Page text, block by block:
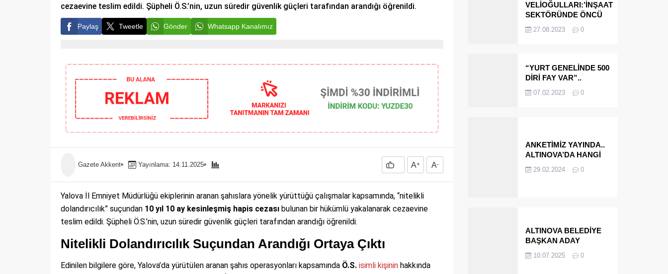
cezaevine teslim edildi. Şüpheli Ö.S.’nin, uzun süredir güvenlik güçleri tarafından arandığı öğrenildi.
Paylaş Tweetle Gönder Whatsapp Kanalımız
Gazete Akkent Yayınlama: 14.11.2025 A+ A-
Yalova İl Emniyet Müdürlüğü ekiplerinin aranan şahıslara yönelik yürüttüğü çalışmalar kapsamında, “nitelikli
dolandırıcılık” suçundan 10 yıl 10 ay kesinleşmiş hapis cezası bulunan bir hükümlü yakalanarak cezaevine
teslim edildi. Şüpheli Ö.S.’nin, uzun süredir güvenlik güçleri tarafından arandığı öğrenildi.
Nitelikli Dolandırıcılık Suçundan Arandığı Ortaya Çıktı
Edinilen bilgilere göre, Yalova’da yürütülen aranan şahıs operasyonları kapsamında Ö.S. isimli kişinin hakkında
VELİOĞULLARI:’İNŞAAT
SEKTÖRÜNDE ÖNCÜ
EDECEĞİZ’
27.08.2023 0
“YURT GENELİNDE 500
DİRİ FAY VAR”..
ÇINARCIK..
07.02.2023 0
ANKETİMİZ YAYINDA..
ALTINOVA’DA HANGİ
BAŞKANI OLARAK
29.02.2024 0
ALTINOVA BELEDİYE
BAŞKAN ADAY
MÜEBBET ALDI FİRAR
10.07.2025 0